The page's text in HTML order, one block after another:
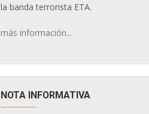
la banda terrorista ETA.
más información...
NOTA INFORMATIVA